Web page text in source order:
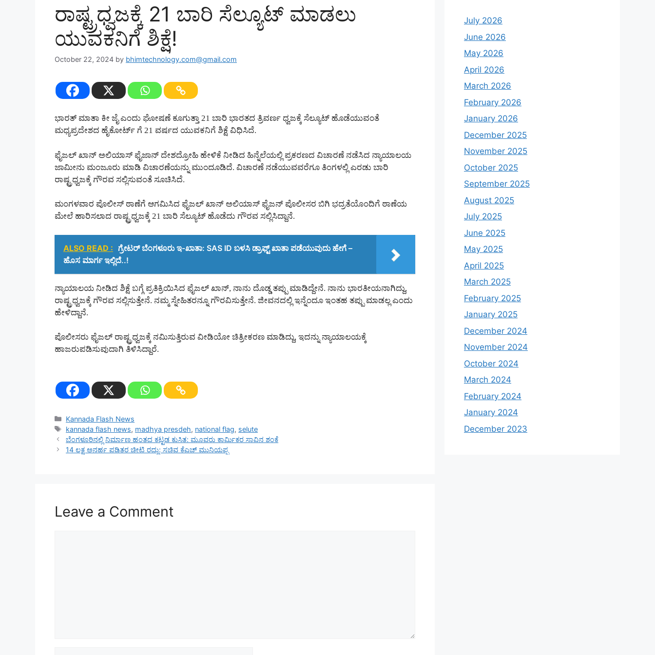
ರಾಷ್ಟ್ರಧ್ವಜಕ್ಕೆ 21 ಬಾರಿ ಸೆಲ್ಯೂಟ್ ಮಾಡಲು
ಯುವಕನಿಗೆ ಶಿಕ್ಷೆ!
October 22, 2024 by bhimtechnology.com@gmail.com
ಭಾರತ್ ಮಾತಾ ಕೀ ಜೈ ಎಂದು ಘೋಷಣೆ ಕೂಗುತ್ತಾ 21 ಬಾರಿ ಭಾರತದ ತ್ರಿವರ್ಣ ಧ್ವಜಕ್ಕೆ ಸೆಲ್ಯೂಟ್ ಹೊಡೆಯುವಂತೆ
ಮಧ್ಯಪ್ರದೇಶದ ಹೈಕೋರ್ಟ್ ಗೆ 21 ವರ್ಷದ ಯುವಕನಿಗೆ ಶಿಕ್ಷೆ ವಿಧಿಸಿದೆ.
ಫೈಜಲ್ ಖಾನ್ ಅಲಿಯಾಸ್ ಫೈಜಾನ್ ದೇಶದ್ರೋಹಿ ಹೇಳಿಕೆ ನೀಡಿದ ಹಿನ್ನೆಲೆಯಲ್ಲಿ ಪ್ರಕರಣದ ವಿಚಾರಣೆ ನಡೆಸಿದ ನ್ಯಾಯಾಲಯ
ಜಾಮೀನು ಮಂಜೂರು ಮಾಡಿ ವಿಚಾರಣೆಯನ್ನು ಮುಂದೂಡಿದೆ. ವಿಚಾರಣೆ ನಡೆಯುವವರೆಗೂ ತಿಂಗಳಲ್ಲಿ ಎರಡು ಬಾರಿ
ರಾಷ್ಟ್ರಧ್ವಜಕ್ಕೆ ಗೌರವ ಸಲ್ಲಿಸುವಂತೆ ಸೂಚಿಸಿದೆ.
ಮಂಗಳವಾರ ಪೊಲೀಸ್ ಠಾಣೆಗೆ ಆಗಮಿಸಿದ ಫೈಜಲ್ ಖಾನ್ ಅಲಿಯಾಸ್ ಫೈಜನ್ ಪೊಲೀಸರ ಬಿಗಿ ಭದ್ರತೆಯೊಂದಿಗೆ ಠಾಣೆಯ
ಮೇಲೆ ಹಾರಿಸಲಾದ ರಾಷ್ಟ್ರಧ್ವಜಕ್ಕೆ 21 ಬಾರಿ ಸೆಲ್ಯೂಟ್ ಹೊಡೆದು ಗೌರವ ಸಲ್ಲಿಸಿದ್ದಾನೆ.
ALSO READ : ಗ್ರೇಟರ್ ಬೆಂಗಳೂರು ಇ-ಖಾತಾ: SAS ID ಬಳಸಿ ಡ್ರಾಫ್ಟ್ ಖಾತಾ ಪಡೆಯುವುದು ಹೇಗೆ –
ಹೊಸ ಮಾರ್ಗ ಇಲ್ಲಿದೆ..!
ನ್ಯಾಯಾಲಯ ನೀಡಿದ ಶಿಕ್ಷೆ ಬಗ್ಗೆ ಪ್ರತಿಕ್ರಿಯಿಸಿದ ಫೈಜಲ್ ಖಾನ್, ನಾನು ದೊಡ್ಡ ತಪ್ಪು ಮಾಡಿದ್ದೇನೆ. ನಾನು ಭಾರತೀಯನಾಗಿದ್ದು,
ರಾಷ್ಟ್ರಧ್ವಜಕ್ಕೆ ಗೌರವ ಸಲ್ಲಿಸುತ್ತೇನೆ. ನಮ್ಮ ಸ್ನೇಹಿತರನ್ನೂ ಗೌರವಿಸುತ್ತೇನೆ. ಜೀವನದಲ್ಲಿ ಇನ್ನೆಂದೂ ಇಂತಹ ತಪ್ಪು ಮಾಡಲ್ಲ ಎಂದು
ಹೇಳಿದ್ದಾನೆ.
ಪೊಲೀಸರು ಫೈಜಲ್ ರಾಷ್ಟ್ರಧ್ವಜಕ್ಕೆ ನಮಿಸುತ್ತಿರುವ ವೀಡಿಯೋ ಚಿತ್ರೀಕರಣ ಮಾಡಿದ್ದು, ಇದನ್ನು ನ್ಯಾಯಾಲಯಕ್ಕೆ
ಹಾಜರುಪಡಿಸುವುದಾಗಿ ತಿಳಿಸಿದ್ದಾರೆ.
Categories
Kannada Flash News
Tags
kannada flash news, madhya presdeh, national flag, selute
ಬೆಂಗಳೂರಿನಲ್ಲಿ ನಿರ್ಮಾಣ ಹಂತದ ಕಟ್ಟಡ ಕುಸಿತ: ಮೂವರು ಕಾರ್ಮಿಕರ ಸಾವಿನ ಶಂಕೆ
14 ಲಕ್ಷ ಅನರ್ಹ ಪಡಿತರ ಚೀಟಿ ರದ್ದು: ಸಚಿವ ಕೆಎಚ್ ಮುನಿಯಪ್ಪ
Leave a Comment
July 2026
June 2026
May 2026
April 2026
March 2026
February 2026
January 2026
December 2025
November 2025
October 2025
September 2025
August 2025
July 2025
June 2025
May 2025
April 2025
March 2025
February 2025
January 2025
December 2024
November 2024
October 2024
March 2024
February 2024
January 2024
December 2023